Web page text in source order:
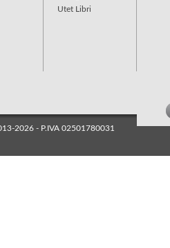
Utet Libri
2026 - P.IVA 02501780031